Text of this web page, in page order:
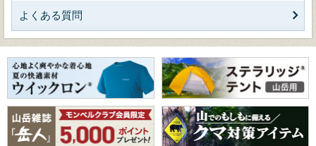
よくある質問